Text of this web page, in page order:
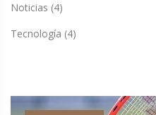
Noticias (4)
Tecnología (4)